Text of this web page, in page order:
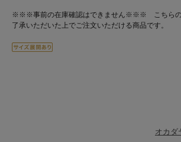
※※※事前の在庫確認はできません※※※ こちらの
了承いただいた上でご注文いただける商品です。
オカダ